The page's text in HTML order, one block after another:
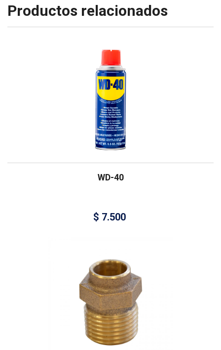
Productos relacionados
WD-40
$ 7.500